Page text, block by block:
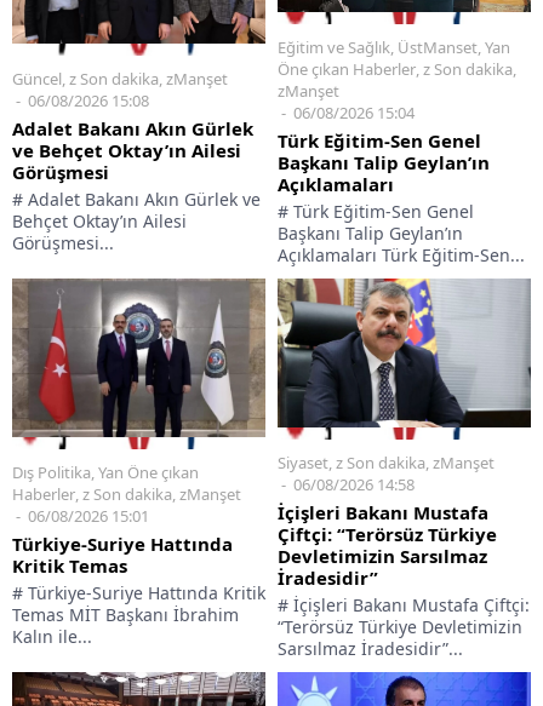
Güncel,z Son dakika,zManşet
06/08/2026 15:08
Adalet Bakanı Akın Gürlek
ve Behçet Oktay’ın Ailesi
Görüşmesi
# Adalet Bakanı Akın Gürlek ve
Behçet Oktay’ın Ailesi
Görüşmesi...
Eğitim ve Sağlık, ÜstManset,Yan
Öne çıkan Haberler,z Son dakika,
zManşet
06/08/2026 15:04
Türk Eğitim-Sen Genel
Başkanı Talip Geylan’ın
Açıklamaları
# Türk Eğitim-Sen Genel
Başkanı Talip Geylan’ın
Açıklamaları Türk Eğitim-Sen...
Dış Politika,Yan Öne çıkan
Haberler,z Son dakika,zManşet
06/08/2026 15:01
Türkiye-Suriye Hattında
Kritik Temas
# Türkiye-Suriye Hattında Kritik
Temas MİT Başkanı İbrahim
Kalın ile...
Siyaset,z Son dakika,zManşet
06/08/2026 14:58
İçişleri Bakanı Mustafa
Çiftçi: “Terörsüz Türkiye
Devletimizin Sarsılmaz
İradesidir”
# İçişleri Bakanı Mustafa Çiftçi:
“Terörsüz Türkiye Devletimizin
Sarsılmaz İradesidir”...